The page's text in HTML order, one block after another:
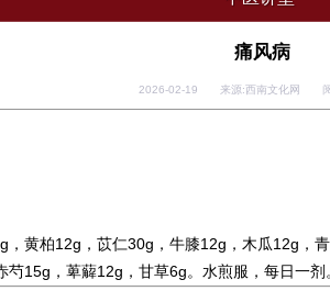
痛风病
2026-02-19 来源:西南文化网
，黄柏12g，苡仁30g，牛膝12g，木瓜12g，
芍15g，萆薢12g，甘草6g。水煎服，每日一剂